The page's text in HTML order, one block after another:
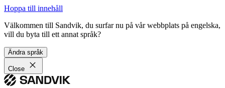
Hoppa till innehåll
Välkommen till Sandvik, du surfar nu på vår webbplats på engelska,
vill du byta till ett annat språk?
Ändra språk
Close